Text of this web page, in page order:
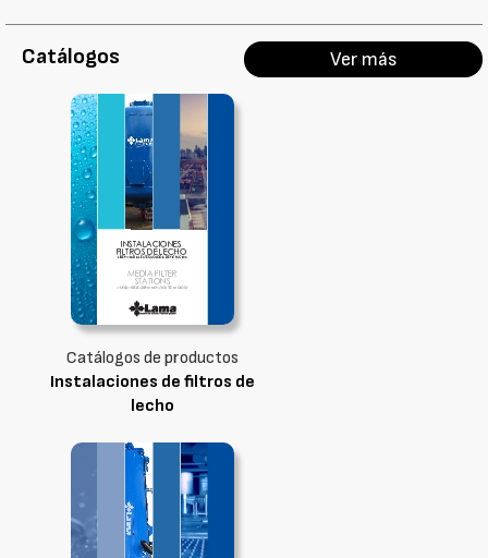
Catálogos Ver más
Catálogos de productos
Instalaciones de filtros de
lecho